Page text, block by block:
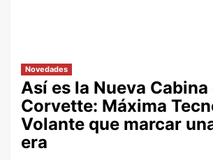
Novedades
Así es la Nueva Cabina
Corvette: Máxima
Volante que marcar
era